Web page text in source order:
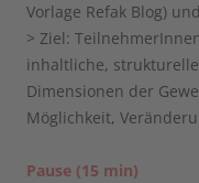
Vorlage Refak Blog)
> Ziel:
inhaltliche,
Dimensionen der
Möglichkeit,
Pause (15 min)